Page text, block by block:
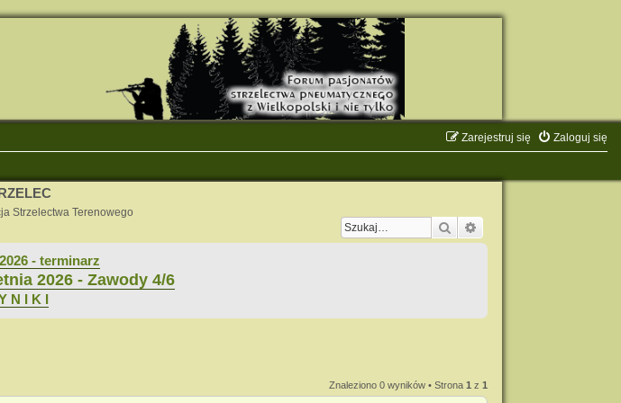
Zaloguj się
Zarejestruj się
Strzelectwa Terenowego
Szukaj
- terminarz
2026 - Zawody 4/6
N I K I
Znaleziono 0 wyników • Strona1 z1